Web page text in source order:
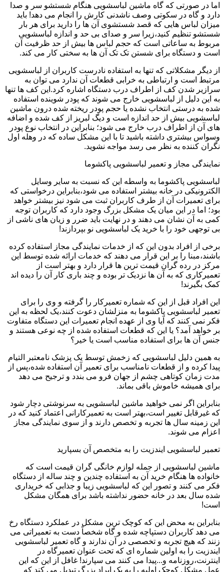
اما در صورتی که گاه ماشین لباسشویی هنگام شستشو سر و صدا
دارد و گاه در سکوتی وصف ناشدنی کارش را انجام می دهد! باید
میزان لباس هایی که قصد شستشوی آن ها را دارید برای هر بار
شستشو تنظیم کنید،زیرا سر و صدای بی حد و اندازه لباسشویی
مربوط به ساعاتی است که حجم لباس ها بیش از حد ظرفیت آن
است و دستگاه برای شستن تک تک آن ها به سختی کار می کند.
از دیگر مشکلاتی که تنها به استفاده نادرست کاربران از لباسشویی
مرتبط است و ارتباطی به خرابی قطعات آن ندارد می توان به
سرازیر شدن کف از اطراف درب دستگاه اشاره کرد.این کف ها تنها
به این دلیل از لباسشویی خارج می شوند که پودر شوینده استفاده
شده به درستی انتخاب نشده یا حجم پودر ریخته شده درون ماشین
لباسشویی بیش از حد اندازه است و دیگ لبریز از کف شده و اضافه
های آن از اطراف درب خارج می شود؛ بنابراین در انتخاب نوع پودر
وسواس بیشتری داشته باشید تا با این مشکل ساده که در وهله اول
نگران کننده به نظر می رسد مواجه نشوید.
نمایندگی مجاز و تعمیر لباسشویی پاکشوما
لباسشویی پاکشوما به واسطه این که نسبت به سایر وسایل
الکترونیکی در خانه بیشتر استفاده می شود،بنابراین درخواستی که
برای تعمیرات آن از طرف کاربران ثبت می شود نیز بیشتر خواهد
بود؛ اما در این میان یک مشکل بزرگ وجود دارد که کاربران توجه
کمی به آن نشان می دهند و در نهایت باید ضرر و زیان های ناشی از
بی توجهی خود را با خرید یک لباسشویی نو بپردازند!
برخی از افراد بدون این که از خدمات نمایندگی مجاز استفاده کرده
باشند،مبنا را بر این قرار می دهند که خدمات ارائه شده توسط این
مرکز در رده گران قیمت ترین ها قرار دارد و بهتر است از
تعمیرکاری که به آن ها نزدیک تر بوده و چند باری کار آن را دیده اند
کمک بگیرند!
این افراد قبل از این که شماره تعمیرکار را گرفته و وی را برای
تعمیر لباسشویی پاکشوما به منزلشان دعوت کنند،یک لحظه به این
فکر نمی کنند که آیا وی از عهده انجام تعمیرات این دستگاه متفاوت
بر خواهد آمد؟ یا این که قطعات استفاده شده از چه نوعی هستند و
جنس آن ها برای استفاده مناسب است یا خیر؟
به همین دلیل لباسشویی که زخمش توسط یک پزشک نامعتبر التیام
پیدا کرده و از قطعات نامناسب برای تعمیر آن استفاده شده،پس از
مدت زمان کوتاهی چشم از جهان فرو می بندد و ترجیح می دهد
برای همیشه خاموش باقی بماند.
بنابراین اگر نمی خواهید ماشین لباسشویی به سرنوشتی دچار شود
که غیرقابل تغییر است،بهتر است به تعمیرکارانی اعتماد کنید که در
این زمینه سال ها تجربه و تخصص دارند و از سوی نمایندگی مجاز
اعزام می شوند.
تعمیر لباسشویی ایندزیت را به متخصص آن بسپارید
ماشین لباسشویی از جمله لوازم خانگی گران قیمت است که
خانواده ها هنگام خرید آن به استفاده چندین و چند ساله از دستگاه
فکر می کنند و تصور این که لباسشویی زیبا و جذابی که خریداری
شده سال بعد در خانه حضور نداشته باشد برای همگان مشکل
است!
بنابراین به محض این که کوچک ترین مشکل در عملکرد دستگاه رخ
می دهد کاربران دستپاچه شده و گاه شخصاً دست به تعمیراتی می
زنند که هیچ تجربه و تخصصی در آن ندارند و گاه تعمیر لباسشویی
ایندزیت را به اولین شماره ای که تحت عنوان تعمیرگاه در
اینترنت،روزنامه و...پیدا می کنند می سپارند! غافل از این که این
عمل مشکل کوچک اولیه را به یک ایراد بزرگ تبدیل می کند که